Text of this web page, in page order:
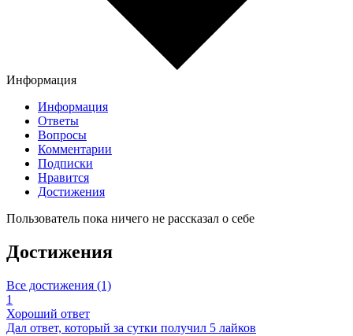
Информация
Информация
Ответы
Вопросы
Комментарии
Подписки
Нравится
Достижения
Пользователь пока ничего не рассказал о себе
Достижения
Все достижения (1)
1
Хороший ответ
Дал ответ, который за сутки получил 5 лайков